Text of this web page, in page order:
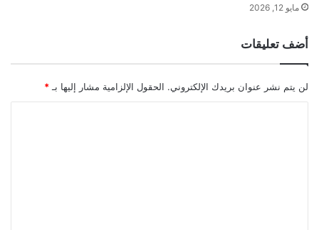
مايو 12, 2026
أضف تعليقات
لن يتم نشر عنوان بريدك الإلكتروني. الحقول الإلزامية مشار إليها بـ *